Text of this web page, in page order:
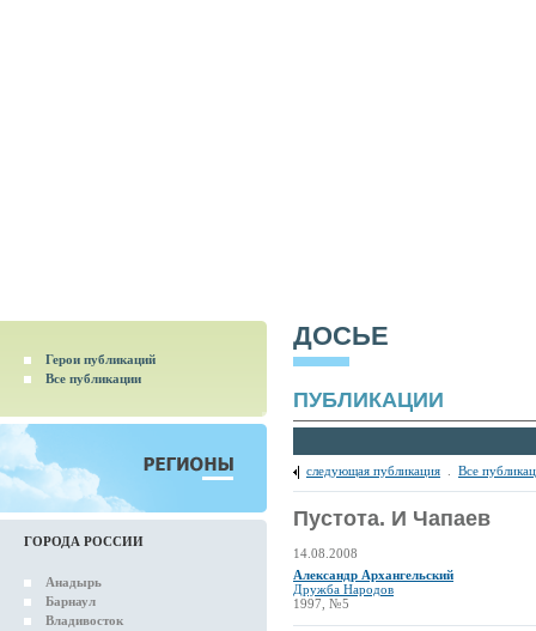
Герои публикаций
Все публикации
ГОРОДА РОССИИ
Анадырь
Барнаул
Владивосток
ДОСЬЕ
ПУБЛИКАЦИИ
следующая публикация Все
Пустота. И Чапаев
14.08.2008
Александр Архангельский
Дружба Народов
1997, №5